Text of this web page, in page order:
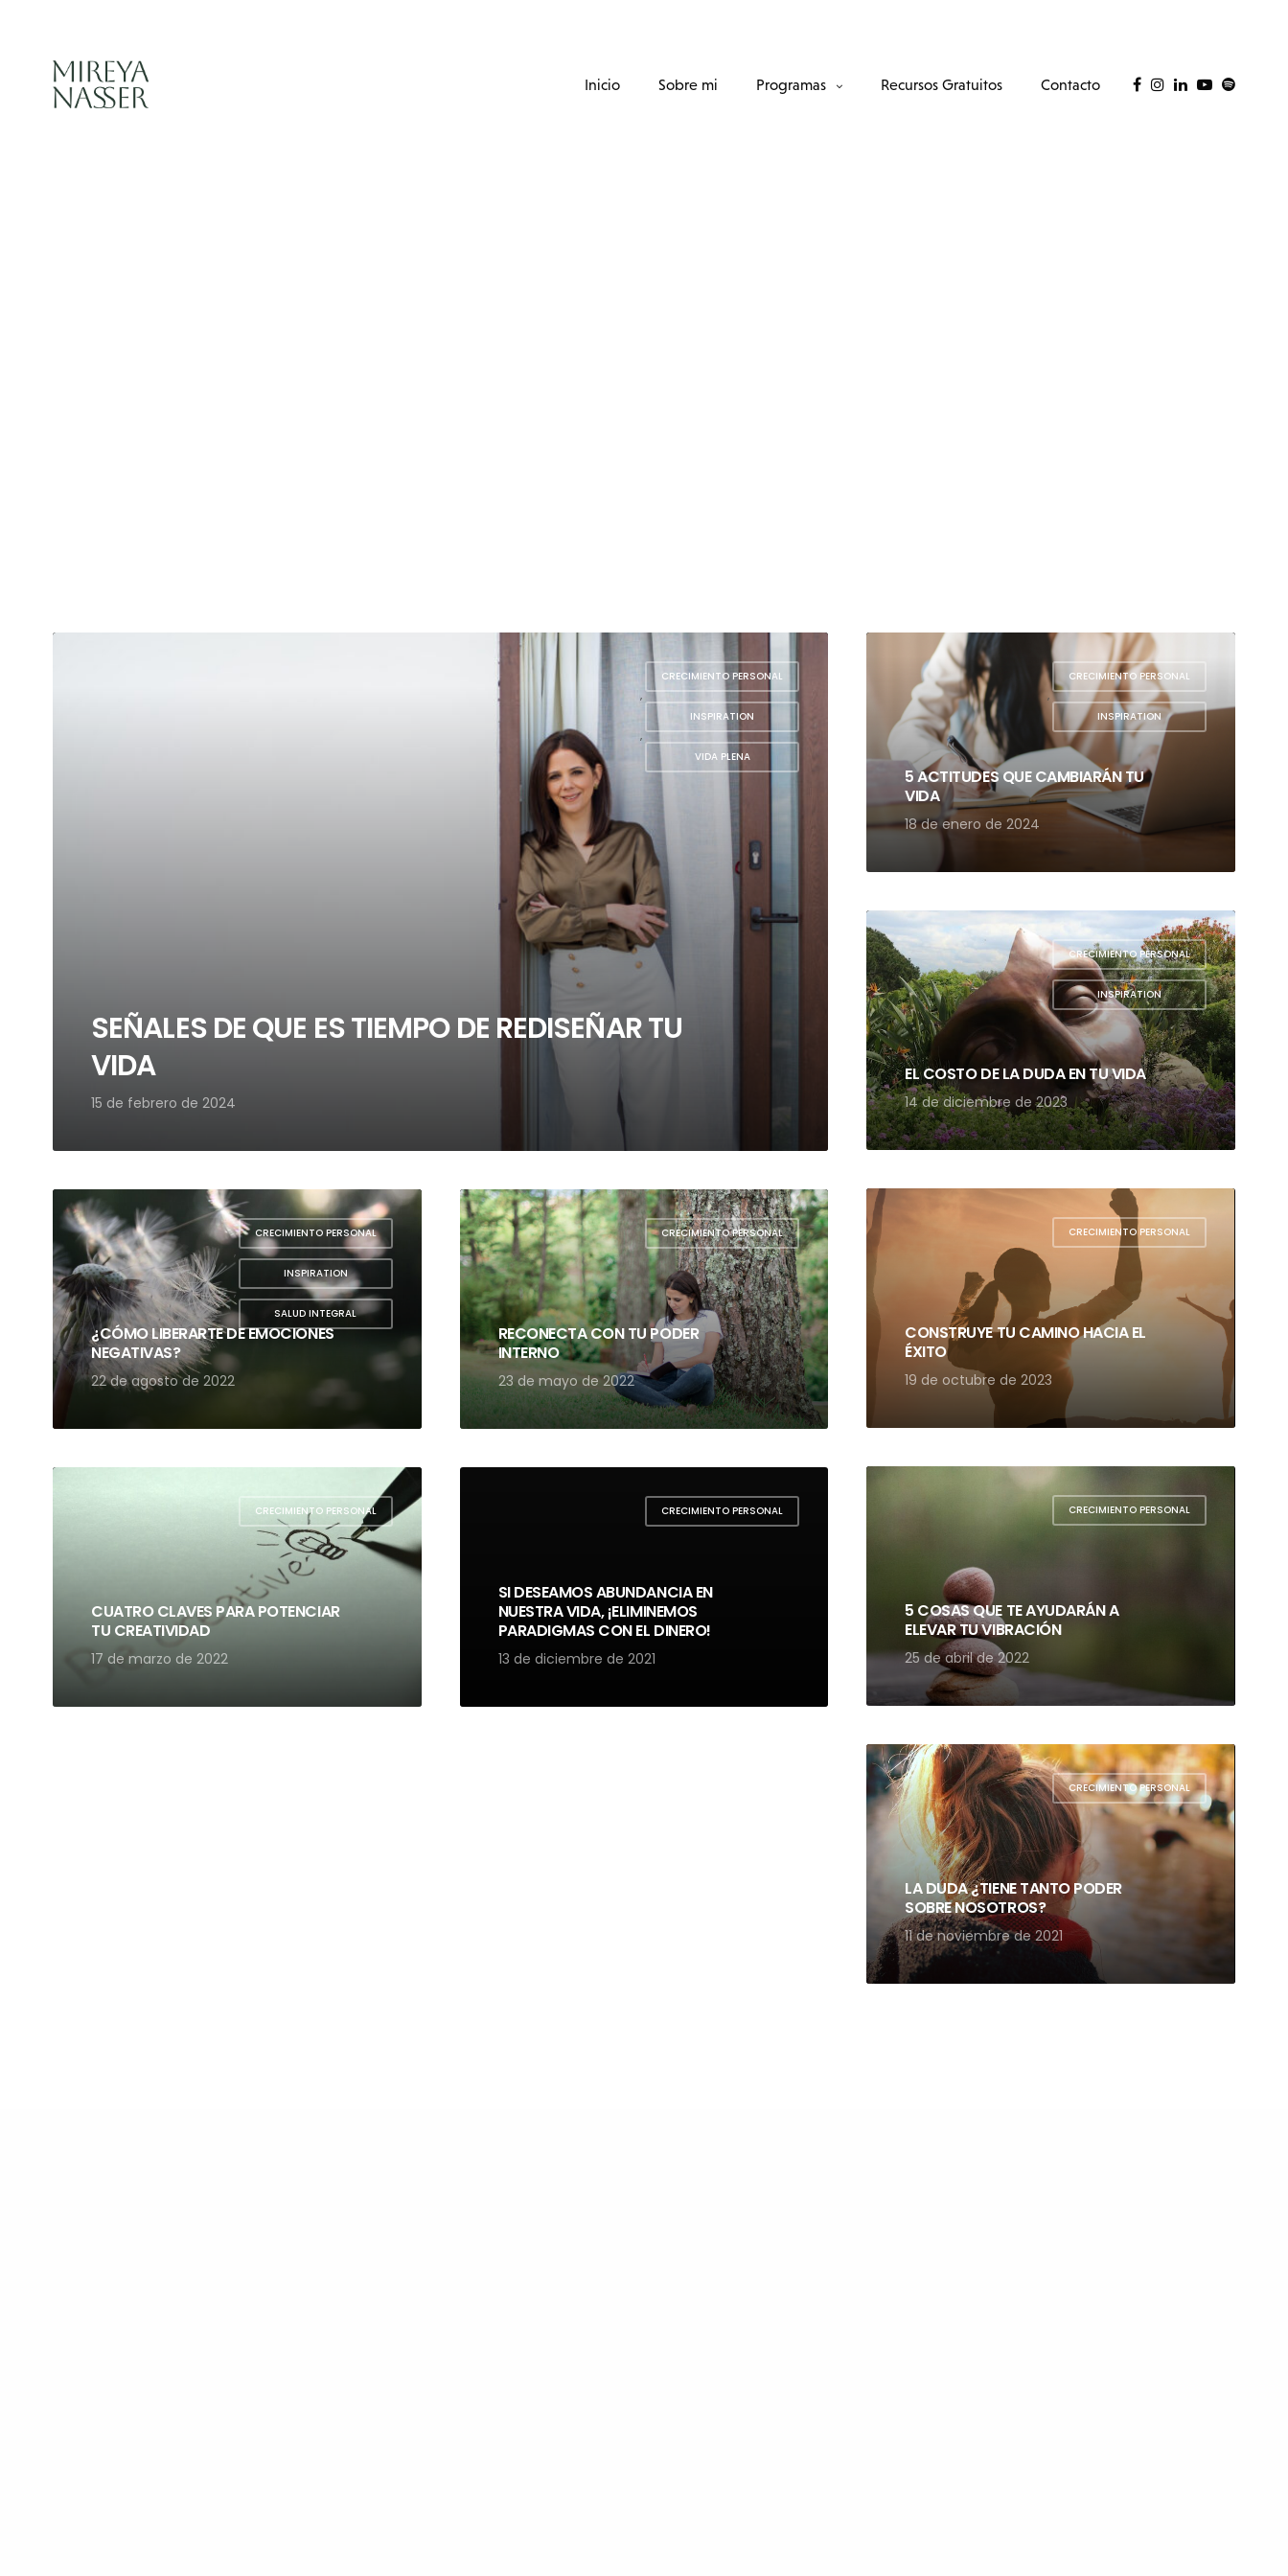
Inicio Sobre mi Programas Recursos Gratuitos Contacto
CRECIMIENTO PERSONAL
,
INSPIRATION
,
VIDA PLENA
SEÑALES DE QUE ES TIEMPO DE REDISEÑAR TU
VIDA
15 de febrero de 2024
CRECIMIENTO PERSONAL
,
INSPIRATION
5 ACTITUDES QUE CAMBIARÁN TU
VIDA
18 de enero de 2024
CRECIMIENTO PERSONAL
,
INSPIRATION
EL COSTO DE LA DUDA EN TU VIDA
14 de diciembre de 2023
CRECIMIENTO PERSONAL
CONSTRUYE TU CAMINO HACIA EL
ÉXITO
19 de octubre de 2023
CRECIMIENTO PERSONAL
,
INSPIRATION
,
SALUD INTEGRAL
¿CÓMO LIBERARTE DE EMOCIONES
NEGATIVAS?
22 de agosto de 2022
CRECIMIENTO PERSONAL
RECONECTA CON TU PODER
INTERNO
23 de mayo de 2022
CRECIMIENTO PERSONAL
5 COSAS QUE TE AYUDARÁN A
ELEVAR TU VIBRACIÓN
25 de abril de 2022
CRECIMIENTO PERSONAL
CUATRO CLAVES PARA POTENCIAR
TU CREATIVIDAD
17 de marzo de 2022
CRECIMIENTO PERSONAL
SI DESEAMOS ABUNDANCIA EN
NUESTRA VIDA, ¡ELIMINEMOS
PARADIGMAS CON EL DINERO!
13 de diciembre de 2021
CRECIMIENTO PERSONAL
LA DUDA ¿TIENE TANTO PODER
SOBRE NOSOTROS?
11 de noviembre de 2021